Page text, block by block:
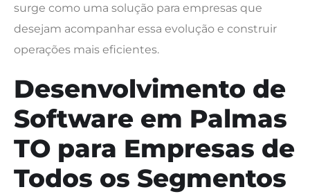
surge como uma solução para empresas que
desejam acompanhar essa evolução e construir
operações mais eficientes.
Desenvolvimento de
Software em Palmas
TO para Empresas de
Todos os Segmentos